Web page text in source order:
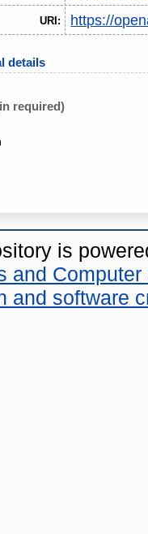
URI: https://
details
required)
is
and Computer
and software